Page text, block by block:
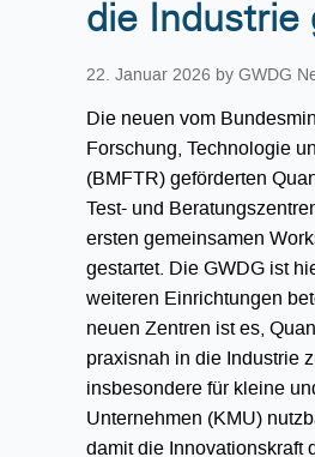
die Industrie
22. Januar 2026 by GWDG
Die neuen vom
Forschung, Technologie
(BMFTR) geförderten
Test- und
ersten gemeinsamen
gestartet. Die GWDG ist
weiteren Einrichtungen
neuen Zentren ist es,
praxisnah in die Industrie
insbesondere für kleine
Unternehmen (KMU)
damit die Innovationskraft